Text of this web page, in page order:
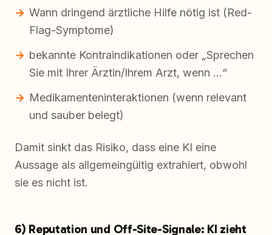
Wann dringend ärztliche Hilfe nötig ist (Red-
Flag-Symptome)
bekannte Kontraindikationen oder „Sprechen
Sie mit Ihrer Ärztin/Ihrem Arzt, wenn …“
Medikamenteninteraktionen (wenn relevant
und sauber belegt)
Damit sinkt das Risiko, dass eine KI eine
Aussage als allgemeingültig extrahiert, obwohl
sie es nicht ist.
6) Reputation und Off-Site-Signale: KI zieht